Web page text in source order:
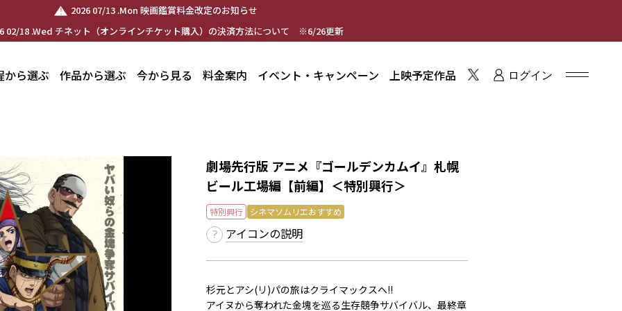
2026 07/13 .Mon 映画鑑賞料金改定のお知らせ
02/18 .Wed チネット（オンラインチケット購入）の決済方法について ※6/26更新
から選ぶ 作品から選ぶ 今から見る 料金案内 イベント・キャンペーン 上映予定作品 ログイン
劇場先行版 アニメ『ゴールデンカムイ』札幌
ビール工場編【前編】＜特別興行＞
特別興行 シネマソムリエおすすめ
アイコンの説明
杉元とアシ(リ)パの旅はクライマックスへ!!
アイヌから奪われた金塊を巡る生存競争サバイバル、最終章